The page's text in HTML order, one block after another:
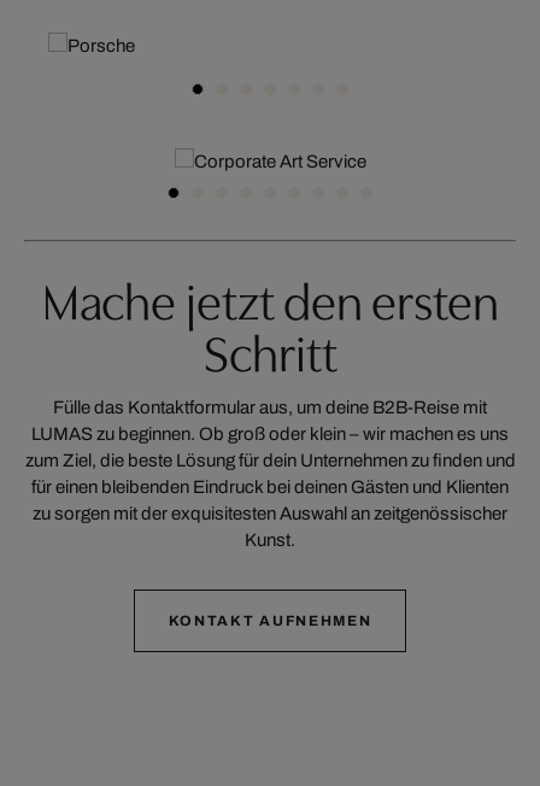
Mache jetzt den ersten
Schritt
Fülle das Kontaktformular aus, um deine B2B-Reise mit
LUMAS zu beginnen. Ob groß oder klein ­­– wir machen es uns
zum Ziel, die beste Lösung für dein Unternehmen zu finden und
für einen bleibenden Eindruck bei deinen Gästen und Klienten
zu sorgen mit der exquisitesten Auswahl an zeitgenössischer
Kunst.
KONTAKT AUFNEHMEN